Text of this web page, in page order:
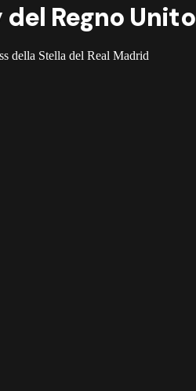
Regno Unito
della Stella del Real Madrid